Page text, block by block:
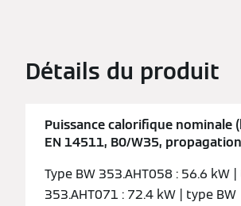
Détails du produit
Puissance calorifique nominale
EN 14511, B0/W35,
Type BW 353.AHT058 : 56.6 kW
353.AHT071 : 72.4 kW | type BW